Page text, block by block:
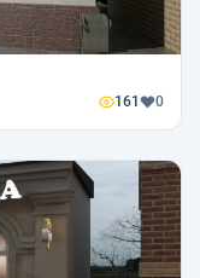
161 0